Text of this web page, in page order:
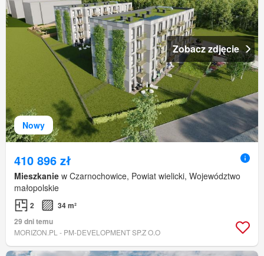
Nowy
Zobacz zdjęcie
410 896 zł
Mieszkanie w Czarnochowice, Powiat wielicki, Województwo
małopolskie
2
34 m²
29 dni temu
MORIZON.PL - PM-DEVELOPMENT SP.Z O.O